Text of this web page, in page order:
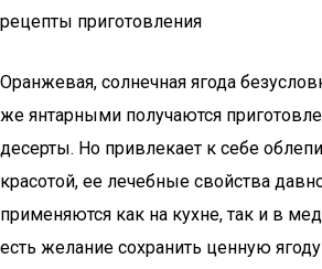
рецепты приготовления
Оранжевая, солнечная ягода
же янтарными получаются
десерты. Но привлекает к себе
красотой, ее лечебные свойства
применяются как на кухне, так и в
есть желание сохранить ценную